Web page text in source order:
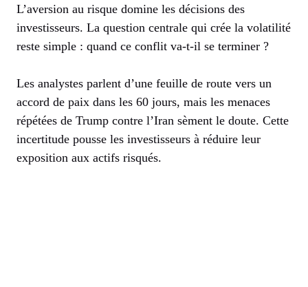
L’aversion au risque domine les décisions des
investisseurs. La question centrale qui crée la volatilité
reste simple : quand ce conflit va-t-il se terminer ?
Les analystes parlent d’une feuille de route vers un
accord de paix dans les 60 jours, mais les menaces
répétées de Trump contre l’Iran sèment le doute. Cette
incertitude pousse les investisseurs à réduire leur
exposition aux actifs risqués.